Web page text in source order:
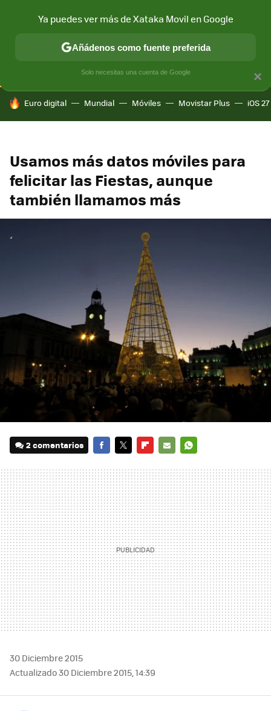
CONECTIVIDAD MÓVIL Y SOCIEDAD APLICACIONES
HOY SE HABLA DE
Euro digital Mundial Móviles Movistar Plus iOS 27
Usamos más datos móviles para
felicitar las Fiestas, aunque
también llamamos más
2 comentarios
MAIL
30 Diciembre 2015
Actualizado 30 Diciembre 2015, 14:39
×
Ya puedes ver más de Xataka Movil en Google
Añádenos como fuente preferida
Solo necesitas una cuenta de Google